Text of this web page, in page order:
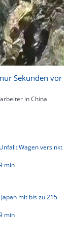
Sekunden vor
in China
Wagen versinkt
min
mit bis zu 215
min